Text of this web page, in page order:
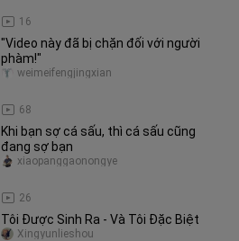
16
"Video này đã bị chặn đối với người
phàm!"
68
weimeifengjingxian
Khi bạn sợ cá sấu, thì cá sấu cũng
đang sợ bạn
26
xiaopanggaonongye
Tôi Được Sinh Ra - Và Tôi Đặc Biệt
Xingyunlieshou